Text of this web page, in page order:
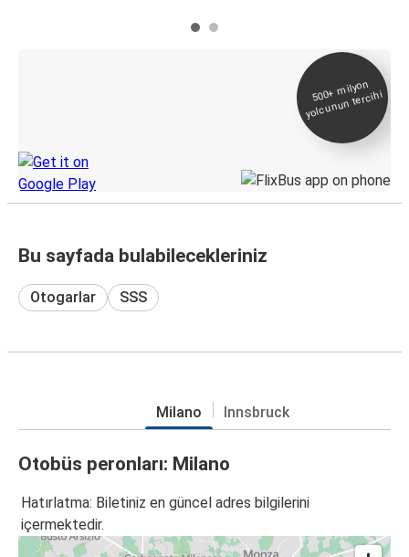
500+
milyon
yolcunun tercihi
Bu sayfada bulabilecekleriniz
Otogarlar SSS
Milano Innsbruck
Otobüs peronları: Milano
Hatırlatma: Biletiniz en güncel adres bilgilerini
içermektedir.